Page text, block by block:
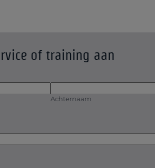
of training aan
Achternaam